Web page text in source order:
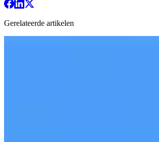
Gerelateerde artikelen